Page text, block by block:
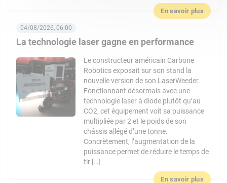
En savoir plus
La technologie laser gagne en performance
04/08/2026, 06:00
Le constructeur américain Carbone
Robotics exposait sur son stand la
nouvelle version de son LaserWeeder.
Fonctionnant désormais avec une
technologie laser à diode plutôt qu’au
CO2, cet équipement voit sa puissance
multipliée par 2 et le poids de son
châssis allégé d’une tonne.
Concrètement, l’augmentation de la
puissance permet de réduire le temps de
tir […]
En savoir plus